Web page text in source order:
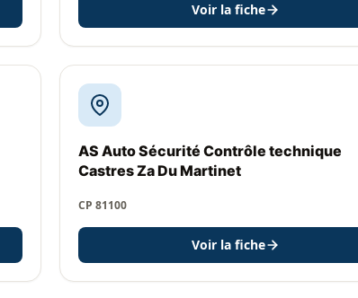
Voir la fiche
AS Auto Sécurité Contrôle technique
Castres Za Du Martinet
CP 81100
Voir la fiche